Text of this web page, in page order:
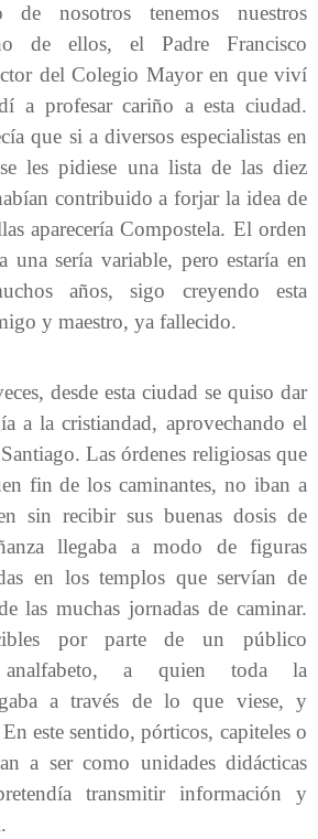
de nosotros tenemos nuestros
de ellos, el Padre Francisco
del Colegio Mayor en que viví
a profesar cariño a esta ciudad.
que si a diversos especialistas en
les pidiese una lista de las diez
contribuido a forjar la idea de
aparecería Compostela. El orden
una sería variable, pero estaría en
años, sigo creyendo esta
y maestro, ya fallecido.
desde esta ciudad se quiso dar
a la cristiandad, aprovechando el
Las órdenes religiosas que
fin de los caminantes, no iban a
sin recibir sus buenas dosis de
llegaba a modo de figuras
en los templos que servían de
las muchas jornadas de caminar.
por parte de un público
analfabeto, a quien toda la
a través de lo que viese, y
este sentido, pórticos, capiteles o
a ser como unidades didácticas
transmitir información y